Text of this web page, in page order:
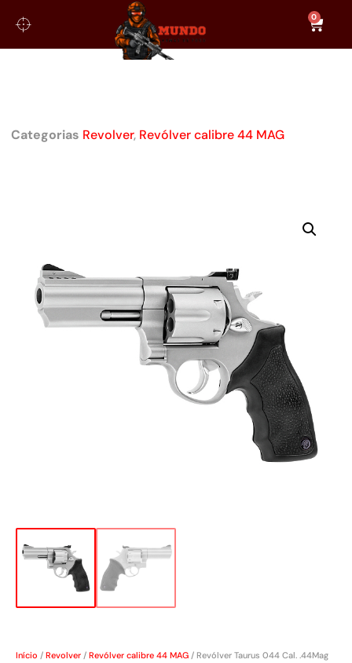
0
Categorias Revolver, Revólver calibre 44 MAG
Início / Revolver / Revólver calibre 44 MAG / Revólver Taurus 044 Cal. .44Mag